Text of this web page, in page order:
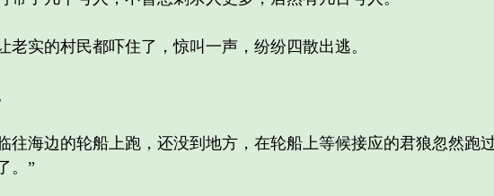
实的村民都吓住了，惊叫一声，纷纷四散出逃。
海边的轮船上跑，还没到地方，在轮船上等候接应的君狼忽然跑
。”